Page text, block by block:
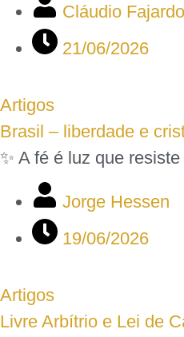
Cláudio Fajardo
21/06/2026
Artigos
Brasil – liberdade e
✨ A fé é luz que
Jorge Hessen
19/06/2026
Artigos
Livre Arbítrio e Lei de